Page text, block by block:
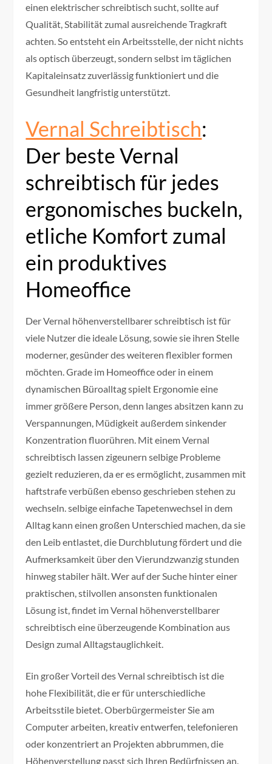
einen elektrischer schreibtisch sucht, sollte auf
Qualität, Stabilität zumal ausreichende Tragkraft
achten. So entsteht ein Arbeitsstelle, der nicht nichts
als optisch überzeugt, sondern selbst im täglichen
Kapitaleinsatz zuverlässig funktioniert und die
Gesundheit langfristig unterstützt.
Vernal Schreibtisch:
Der beste Vernal
schreibtisch für jedes
ergonomisches buckeln,
etliche Komfort zumal
ein produktives
Homeoffice
Der Vernal höhenverstellbarer schreibtisch ist für
viele Nutzer die ideale Lösung, sowie sie ihren Stelle
moderner, gesünder des weiteren flexibler formen
möchten. Grade im Homeoffice oder in einem
dynamischen Büroalltag spielt Ergonomie eine
immer größere Person, denn langes absitzen kann zu
Verspannungen, Müdigkeit außerdem sinkender
Konzentration fluorühren. Mit einem Vernal
schreibtisch lassen zigeunern selbige Probleme
gezielt reduzieren, da er es ermöglicht, zusammen mit
haftstrafe verbüßen ebenso geschrieben stehen zu
wechseln. selbige einfache Tapetenwechsel in dem
Alltag kann einen großen Unterschied machen, da sie
den Leib entlastet, die Durchblutung fördert und die
Aufmerksamkeit über den Vierundzwanzig stunden
hinweg stabiler hält. Wer auf der Suche hinter einer
praktischen, stilvollen ansonsten funktionalen
Lösung ist, findet im Vernal höhenverstellbarer
schreibtisch eine überzeugende Kombination aus
Design zumal Alltagstauglichkeit.
Ein großer Vorteil des Vernal schreibtisch ist die
hohe Flexibilität, die er für unterschiedliche
Arbeitsstile bietet. Oberbürgermeister Sie am
Computer arbeiten, kreativ entwerfen, telefonieren
oder konzentriert an Projekten abbrummen, die
Höhenverstellung passt sich Ihren Bedürfnissen an.